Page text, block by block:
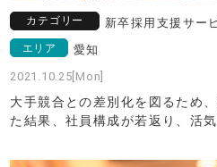
カテゴリー 新卒採用支援サー
エリア 愛知
2021.10.25[Mon]
大手競合との差別化を図るため
た結果、社員構成が若返り、活